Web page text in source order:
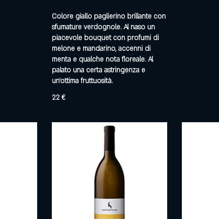
Colore giallo paglierino brillante con
sfumature verdognole. Al naso un
piacevole bouquet con profumi di
melone e mandarino, accenni di
menta e qualche nota floreale. Al
palato una certa astringenza e
un’ottima fruttuosità.
22 €